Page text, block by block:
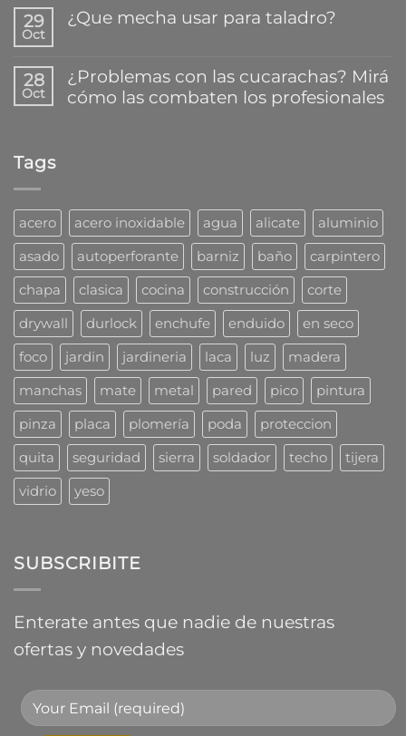
secreto
para
reparar
plásticos
en
hay
comentarios
la
nueva
29
Oct
¿Que mecha usar para taladro?
comentarios
en
¿Que
28
Oct
¿Problemas con las cucarachas? Mirá
cómo las combaten los profesionales
cucarachas?
Mirá
cómo
las
combaten
los
profesionales
Tags
acero acero inoxidable agua alicate
aluminio
asado
autoperforante barniz baño
carpintero
chapa
clasica cocina construcción
corte
drywall
durlock enchufe enduido
en seco
foco
jardin jardineria laca luz
madera
manchas
mate metal pared pico
pintura
pinza
placa plomería poda
proteccion
quita
seguridad sierra soldador techo
tijera
vidrio
yeso
SUBSCRIBITE
Enterate antes que nadie de nuestras
ofertas y novedades